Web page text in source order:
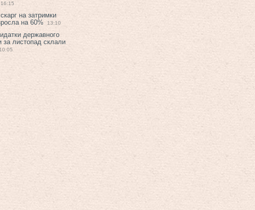
16:15
на затримки
на 60%
13:10
державного
за листопад склали
10:05